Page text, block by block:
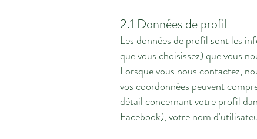
2.1 Données de profil
Les données de profil sont les
que vous choisissez) que vous
Lorsque vous nous contactez,
vos coordonnées peuvent
détail concernant votre profil
Facebook), votre nom